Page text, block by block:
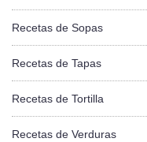
Recetas de Sopas
Recetas de Tapas
Recetas de Tortilla
Recetas de Verduras